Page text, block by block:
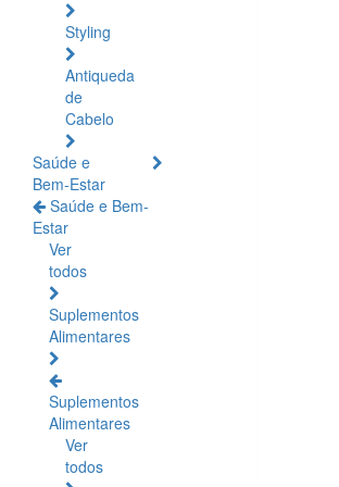
Styling
Antiqueda
de
Cabelo
Saúde e
Bem-Estar
Saúde e Bem-
Estar
Ver
todos
Suplementos
Alimentares
Suplementos
Alimentares
Ver
todos